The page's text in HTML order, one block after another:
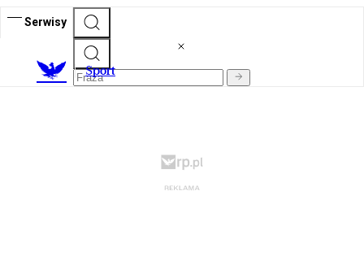
Serwisy
Sport